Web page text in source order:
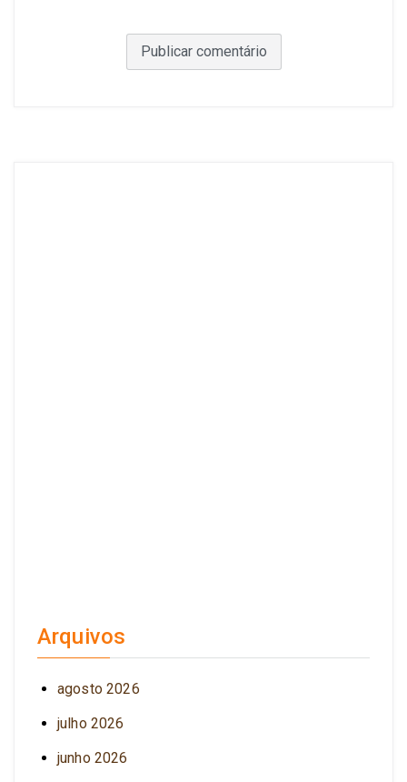
Arquivos
agosto 2026
julho 2026
junho 2026